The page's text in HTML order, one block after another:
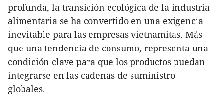
profunda, la transición ecológica de la industria
alimentaria se ha convertido en una exigencia
inevitable para las empresas vietnamitas. Más
que una tendencia de consumo, representa una
condición clave para que los productos puedan
integrarse en las cadenas de suministro
globales.